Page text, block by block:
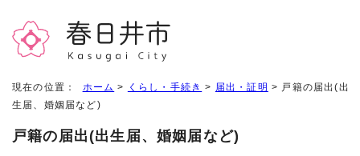
現在の位置： ホーム > くらし・手続き > 届出・証明 > 戸籍の届出(出
生届、婚姻届など)
戸籍の届出(出生届、婚姻届など)